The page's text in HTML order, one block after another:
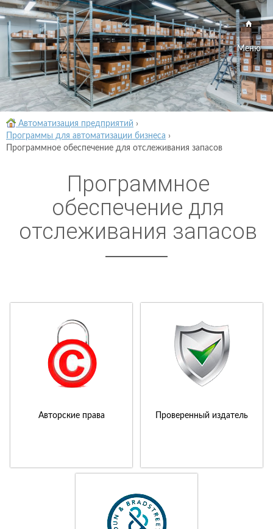
Меню
Автоматизация предприятий ›
Программы для автоматизации бизнеса ›
Программное обеспечение для отслеживания запасов
Программное
обеспечение для
отслеживания запасов
Авторские права Проверенный издатель